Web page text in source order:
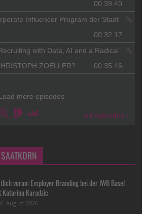
voran: Employer Branding bei der IWB Basel
Katarina Karadzic
6. August 2026